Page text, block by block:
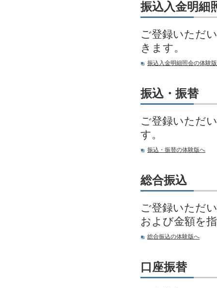
振込入金明細
ご登録いただ
きます。
振込入金明細照会の体験
振込・振替
ご登録いただ
す。
振込・振替の体験版へ
総合振込
ご登録いただ
および金額を
総合振込の体験版へ
口座振替